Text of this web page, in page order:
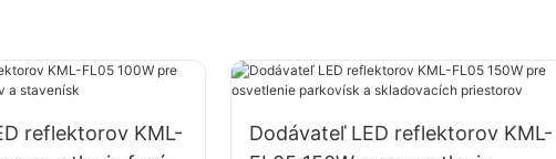
reflektorov KML-
Dodávateľ LED reflektorov KML-